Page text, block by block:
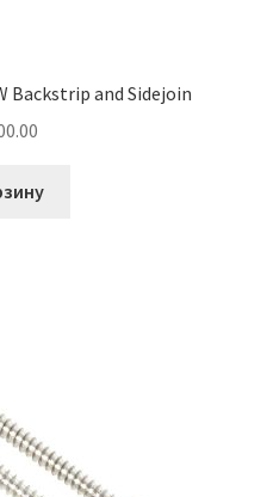
Backstrip and Sidejoin